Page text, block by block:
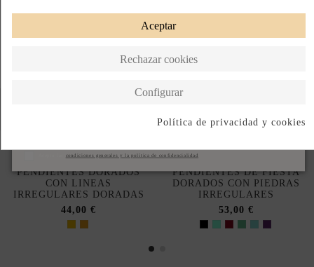
PENDIENTES DORADOS
CON LINEAS
IRREGULARES DORADAS
44,00 €
PENDIENTES DE FIESTA
DORADOS CON PIEDRAS
IRREGULARES
53,00 €
condiciones generales y la política de confidencialidad
Aceptar
Rechazar cookies
Configurar
Política de privacidad y cookies